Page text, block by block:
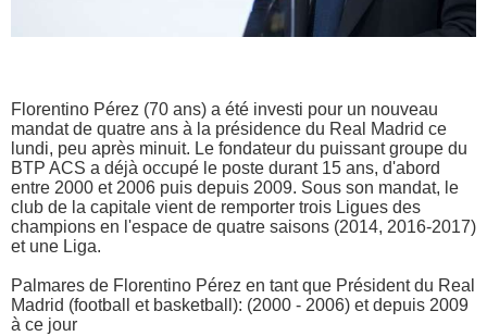
Florentino Pérez (70 ans) a été investi pour un nouveau
mandat de quatre ans à la présidence du Real Madrid ce
lundi, peu après minuit. Le fondateur du puissant groupe du
BTP ACS a déjà occupé le poste durant 15 ans, d'abord
entre 2000 et 2006 puis depuis 2009. Sous son mandat, le
club de la capitale vient de remporter trois Ligues des
champions en l'espace de quatre saisons (2014, 2016-2017)
et une Liga.
Palmares de Florentino Pérez en tant que Président du Real
Madrid (football et basketball): (2000 - 2006) et depuis 2009
à ce jour